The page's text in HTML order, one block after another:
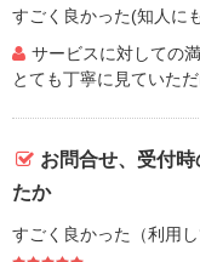
すごく良かった(知人に
サービスに対しての
とても丁寧に見ていただ
お問合せ、受付
たか
すごく良かった（利用